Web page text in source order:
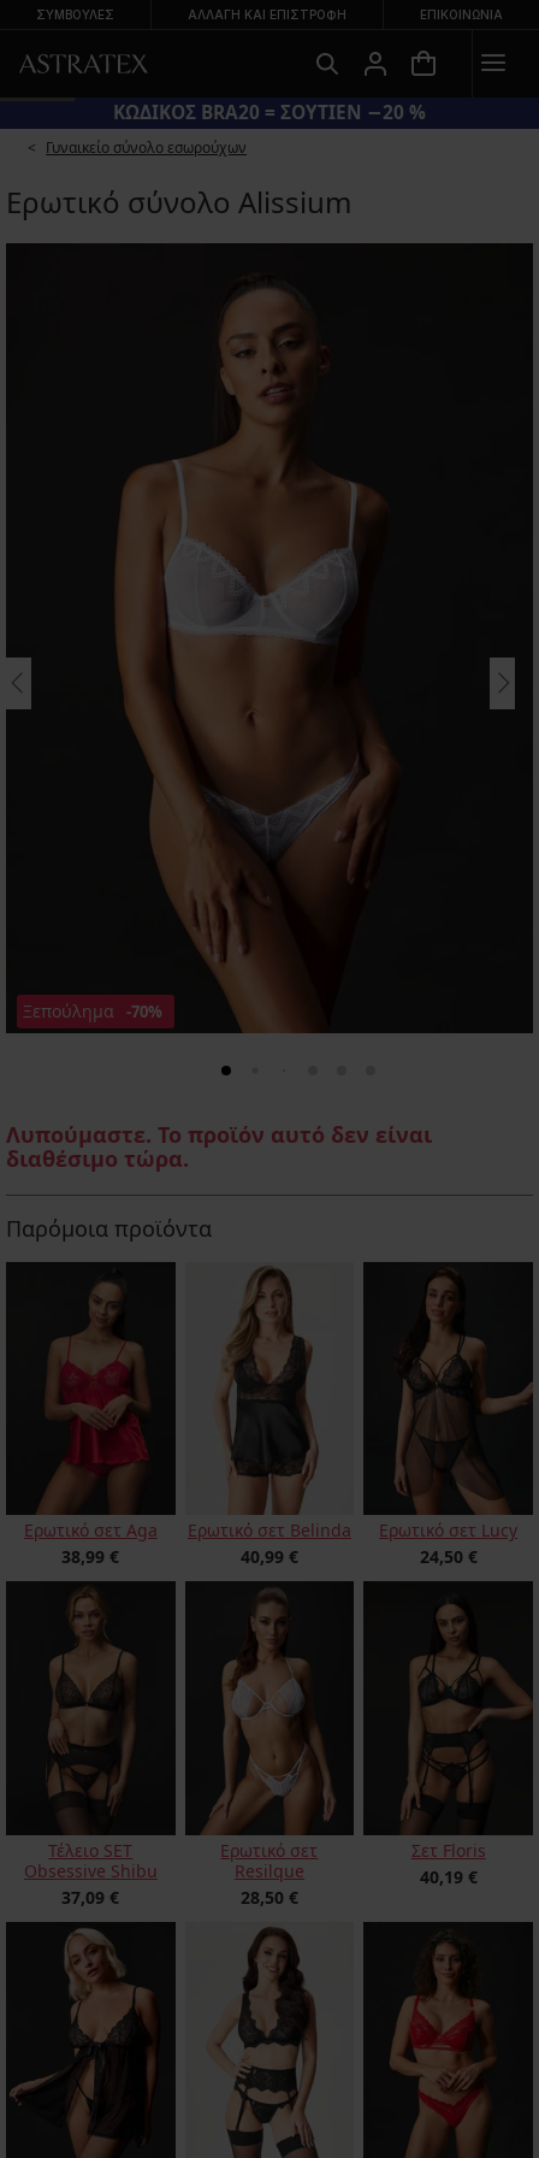
ΣΥΜΒΟΥΛΕΣ ΑΛΛΑΓΉ ΚΑΙ ΕΠΙΣΤΡΟΦΉ ΕΠΙΚΟΙΝΩΝΊΑ
ΚΩΔΙΚΟΣ BRA20 = ΣΟΥΤΙΕΝ −20 %
Γυναικείο σύνολο εσωρούχων
Ερωτικό σύνολο Alissium
Ξεπούλημα -70%
Λυπούμαστε. Το προϊόν αυτό δεν είναι
διαθέσιμο τώρα.
Παρόμοια προϊόντα
Ερωτικό σετ Aga
38,99 €
Ερωτικό σετ Belinda
40,99 €
Ερωτικό σετ Lucy
24,50 €
Τέλειο SET
Obsessive Shibu
37,09 €
Ερωτικό σετ
Resilque
28,50 €
Σετ Floris
40,19 €